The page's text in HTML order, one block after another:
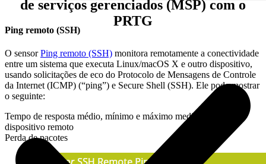
Ping remoto (SSH)
O sensorPing remoto (SSH) monitora remotamente a conectividade
entre um sistema que executa Linux/macOS X e outro dispositivo,
usando solicitações de eco do Protocolo de Mensagens de Controle
da Internet (ICMP) (“ping”) e Secure Shell (SSH). Ele pode mostrar
o seguinte:
Tempo de resposta médio, mínimo e máximo medido a partir do
dispositivo remoto
Perda de pacotes
de serviços gerenciados (MSP) com o
PRTG